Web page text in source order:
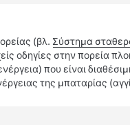
(βλ. Σύστημα
οδηγίες στην πορεία
που είναι
της μπαταρίας